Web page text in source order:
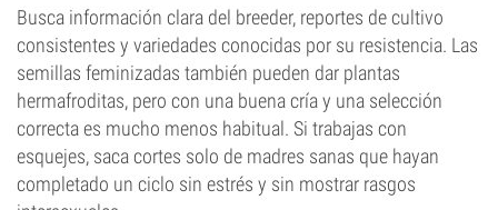
Busca información clara del breeder, reportes de cultivo
consistentes y variedades conocidas por su resistencia. Las
semillas feminizadas también pueden dar plantas
hermafroditas, pero con una buena cría y una selección
correcta es mucho menos habitual. Si trabajas con
esquejes, saca cortes solo de madres sanas que hayan
completado un ciclo sin estrés y sin mostrar rasgos